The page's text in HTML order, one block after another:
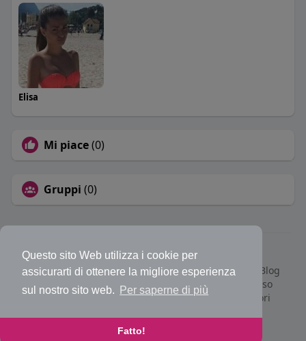
Questo sito Web utilizza i cookie per
assicurarti di ottenere la migliore esperienza
sul nostro sito web.
Per saperne di più
Fatto!
Elisa
Mi piace(0)
Gruppi (0)
© 2026 Bakeca Social
Home
Cos'è BakecaSocial Annunci Mercatino
Blog
Eventi
Contattaci Privacy Policy
Condizioni d'uso
Richiedi rimborso abbonamento PRO
Sviluppatori